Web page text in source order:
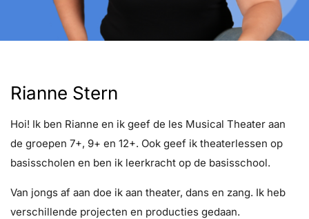
Rianne Stern
Hoi! Ik ben Rianne en ik geef de les Musical Theater aan
de groepen 7+, 9+ en 12+. Ook geef ik theaterlessen op
basisscholen en ben ik leerkracht op de basisschool.
Van jongs af aan doe ik aan theater, dans en zang. Ik heb
verschillende projecten en producties gedaan.